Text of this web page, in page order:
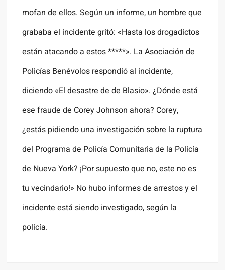
mofan de ellos. Según un informe, un hombre que
grababa el incidente gritó: «Hasta los drogadictos
están atacando a estos *****». La Asociación de
Policías Benévolos respondió al incidente,
diciendo «El desastre de de Blasio». ¿Dónde está
ese fraude de Corey Johnson ahora? Corey,
¿estás pidiendo una investigación sobre la ruptura
del Programa de Policía Comunitaria de la Policía
de Nueva York? ¡Por supuesto que no, este no es
tu vecindario!» No hubo informes de arrestos y el
incidente está siendo investigado, según la
policía.